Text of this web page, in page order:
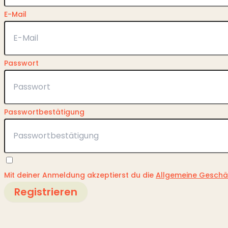
E-Mail
Passwort
Passwortbestätigung
Mit deiner Anmeldung akzeptierst du die Allgemeine
Registrieren